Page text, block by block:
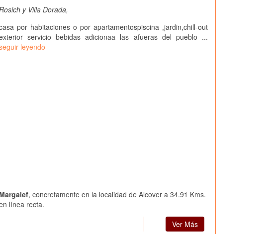
y Villa Dorada,
por habitaciones o por apartamentospiscina ,jardin,chill-out
servicio bebidas adicionaa las afueras del pueblo ...
leyendo
, concretamente en la localidad de Alcover a 34.91 Kms.
línea recta.
Ver Más